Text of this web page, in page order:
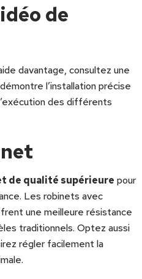
de
davantage, consultez une
l’installation précise
des différents
de qualité supérieure pour
Les robinets avec
une meilleure résistance
traditionnels. Optez aussi
régler facilement la